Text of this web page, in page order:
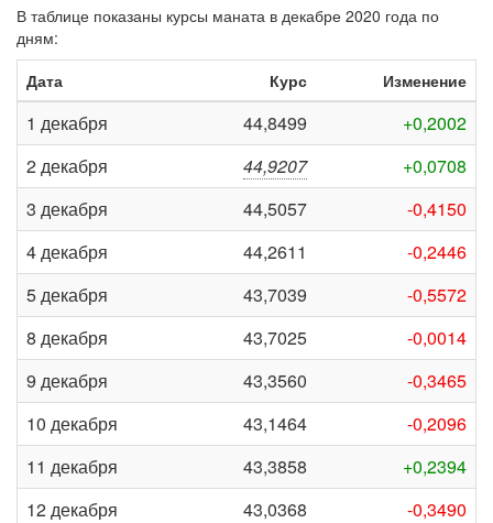
В таблице показаны курсы маната в декабре 2020 года по
дням:
Дата
Курс Изменение
1 декабря 44,8499
+0,2002
2 декабря
44,9207
+0,0708
3 декабря
44,5057
-0,4150
4 декабря
44,2611
-0,2446
5 декабря
43,7039
-0,5572
8 декабря
43,7025
-0,0014
9 декабря
43,3560
-0,3465
10 декабря
43,1464
-0,2096
11 декабря
43,3858
+0,2394
12 декабря
43,0368
-0,3490